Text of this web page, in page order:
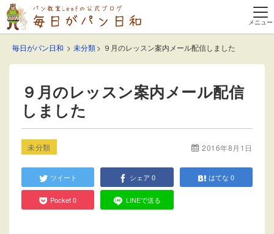
毎日がパン日和 未分類 ９月のレッスン案内メール配信しました
９月のレッスン案内メール配信
しました
未分類 2016年8月1日
ツイート シェア 0 はてな 0
Pocket0 LINEで送る